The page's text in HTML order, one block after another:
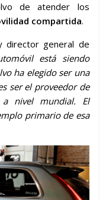
de atender los
compartida.
director general de
está siendo
ha elegido ser una
ser el proveedor de
a nivel mundial. El
primario de esa